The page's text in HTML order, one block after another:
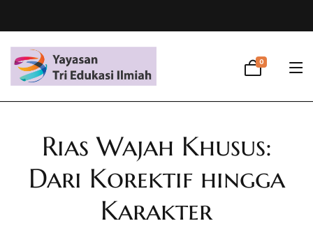
0
Rias Wajah Khusus:
Dari Korektif hingga
Karakter